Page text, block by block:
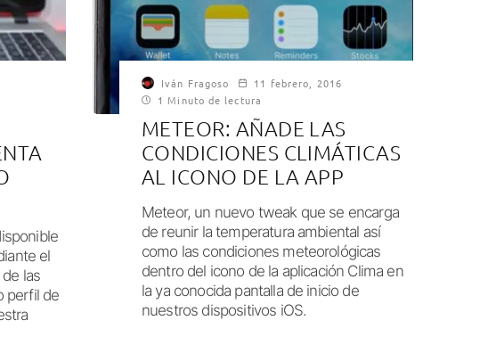
el
las
perfil de
Iván Fragoso
11 febrero, 2016
1 Minuto de lectura
METEOR: AÑADE LAS
CONDICIONES CLIMÁTICAS
AL ICONO DE LA APP
Meteor, un nuevo tweak que se encarga
de reunir la temperatura ambiental así
como las condiciones meteorológicas
dentro del icono de la aplicación Clima en
la ya conocida pantalla de inicio de
nuestros dispositivos iOS.